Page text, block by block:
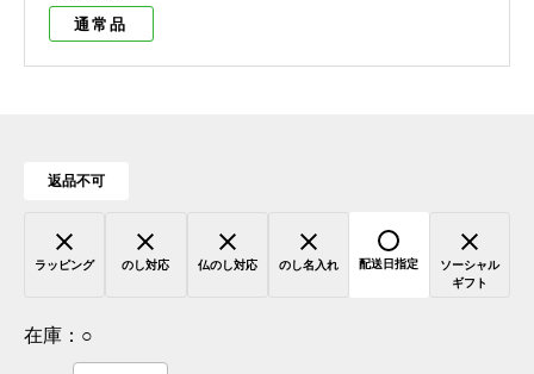
通常品
返品不可
ラッピング のし対応 仏のし対応 のし名入れ 配送日指定
ソーシャル
ギフト
在庫： ○